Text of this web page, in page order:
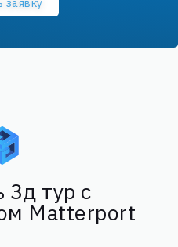
заявку
3д тур с
Matterport